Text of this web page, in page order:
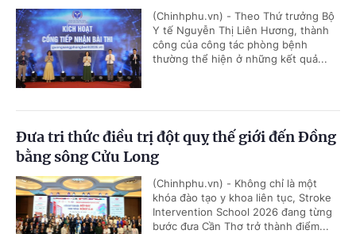
(Chinhphu.vn) - Theo Thứ trưởng Bộ
Y tế Nguyễn Thị Liên Hương, thành
công của công tác phòng bệnh
thường thể hiện ở những kết quả...
Đưa tri thức điều trị đột quỵ thế giới đến Đồng
bằng sông Cửu Long
(Chinhphu.vn) - Không chỉ là một
khóa đào tạo y khoa liên tục, Stroke
Intervention School 2026 đang từng
bước đưa Cần Thơ trở thành điểm...